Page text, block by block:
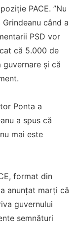
PACE. ”Nu
când a
PSD vor
că 5.000 de
și că
Ponta a
a spus că
mai este
format din
anunțat marți că
guvernului
semnături